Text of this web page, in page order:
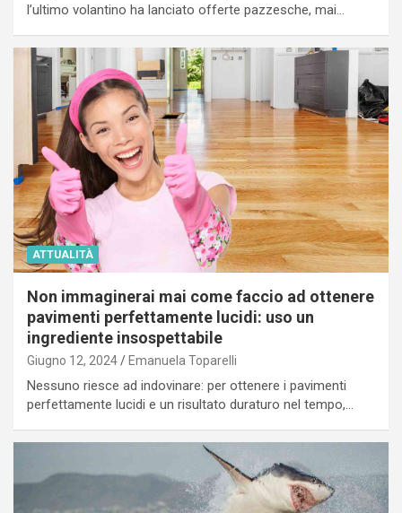
l’ultimo volantino ha lanciato offerte pazzesche, mai…
ATTUALITÀ
Non immaginerai mai come faccio ad ottenere
pavimenti perfettamente lucidi: uso un
ingrediente insospettabile
Giugno 12, 2024 Emanuela Toparelli
Nessuno riesce ad indovinare: per ottenere i pavimenti
perfettamente lucidi e un risultato duraturo nel tempo,…